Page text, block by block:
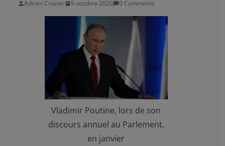
Adrien Crozier 9 octobre 2020 0 Comments
Vladimir Poutine, lors de son
discours annuel au Parlement,
en janvier